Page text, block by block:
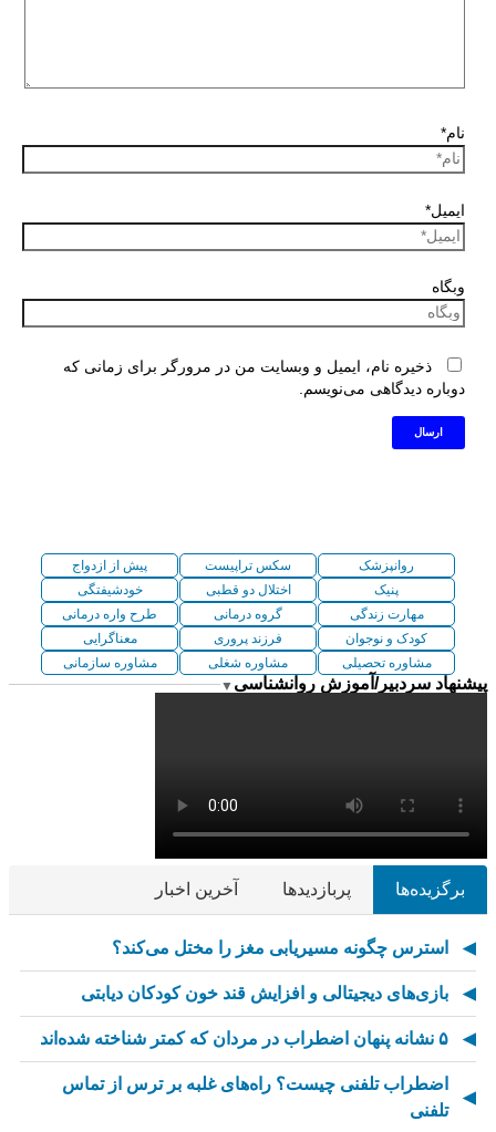
نام*
ایمیل*
وبگاه
ذخیره نام، ایمیل و وبسایت من در مرورگر برای زمانی که
دوباره دیدگاهی می‌نویسم.
روانپزشک سکس تراپیست
پیش از ازدواج
پنیک
اختلال دو قطبی
خودشیفتگی
مهارت زندگی
گروه درمانی
طرح واره درمانی
کودک و نوجوان
فرزند پروری
معناگرایی
مشاوره تحصیلی
مشاوره شغلی مشاوره سازمانی
پیشنهاد سردبیر/آموزش روانشناسی ▼
برگزیده‌ها پربازدیدها آخرین اخبار
استرس چگونه مسیریابی مغز را مختل می‌کند؟
بازی‌های دیجیتالی و افزایش قند خون کودکان دیابتی
۵ نشانه پنهان اضطراب در مردان که کمتر شناخته شده‌اند
اضطراب تلفنی چیست؟ راه‌های غلبه بر ترس از تماس
تلفنی